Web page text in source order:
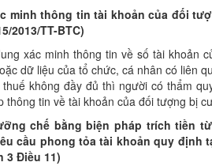
minh thông tin tài khoản của đối
2013/TT-BTC)
xác minh thông tin về số tài khoản
dữ liệu của tổ chức, cá nhân có liên
không đầy đủ thì người có thẩm
thông tin về tài khoản của đối tượng bị
chế bằng biện pháp trích tiền
cầu phong tỏa tài khoản quy định t
3 Điều 11)